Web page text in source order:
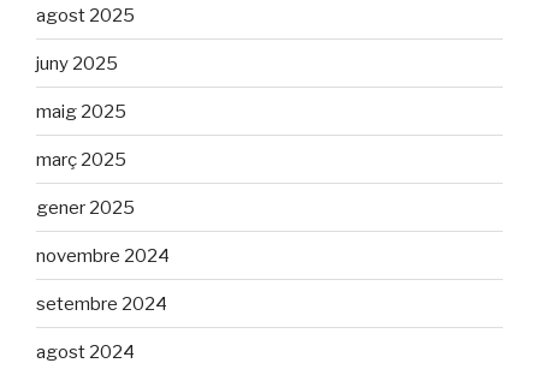
agost 2025
juny 2025
maig 2025
març 2025
gener 2025
novembre 2024
setembre 2024
agost 2024